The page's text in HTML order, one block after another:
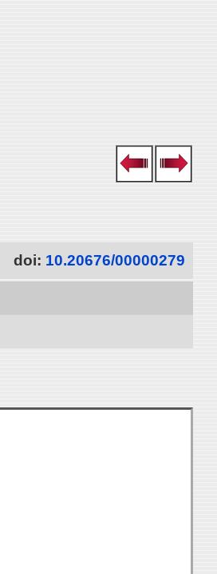
doi: 10.20676/00000279